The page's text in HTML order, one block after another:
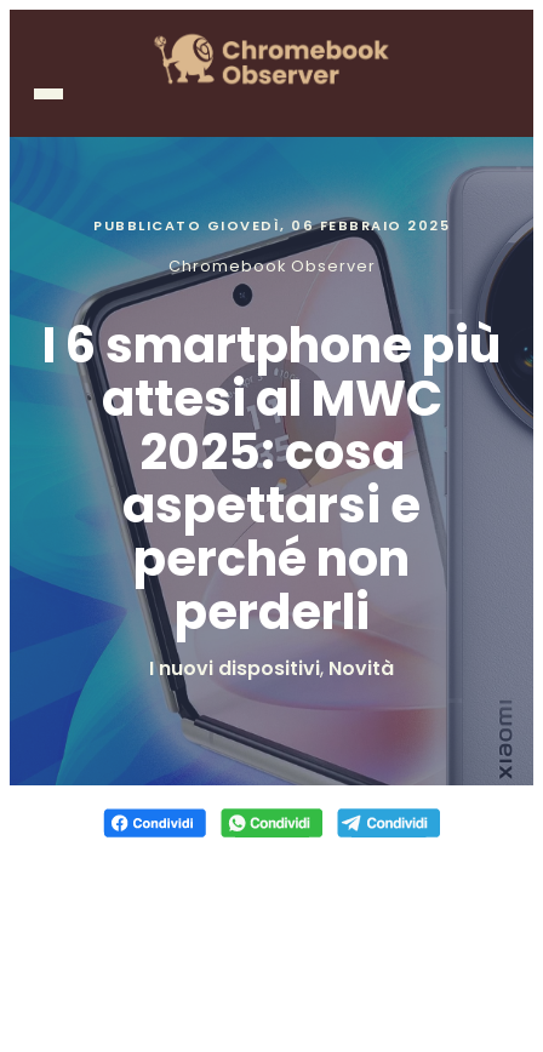
PUBBLICATO GIOVEDÌ, 06 FEBBRAIO 2025
Chromebook Observer
I 6 smartphone più
attesi al MWC
2025: cosa
aspettarsi e
perché non
perderli
I nuovi dispositivi, Novità